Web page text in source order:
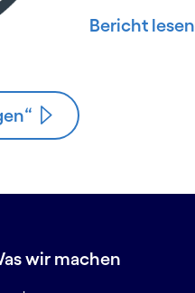
Bericht lesen
wir machen